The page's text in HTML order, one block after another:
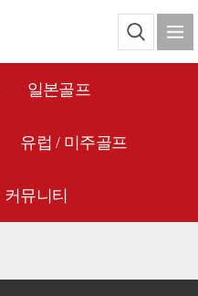
일본골프
유럽 / 미주골프
커뮤니티